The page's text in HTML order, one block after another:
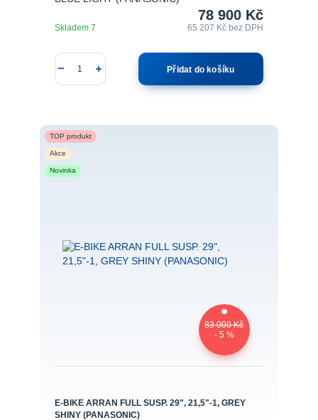
78 900 Kč
65 207 Kčbez DPH
Skladem 7
Přidat do košíku
TOP produkt
Akce
Novinka
83 000 Kč
- 5 %
E-BIKE ARRAN FULL SUSP. 29", 21,5"-1, GREY
SHINY (PANASONIC)